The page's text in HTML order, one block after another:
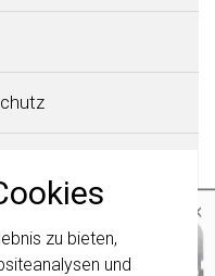
zu bieten,
und
×
sind